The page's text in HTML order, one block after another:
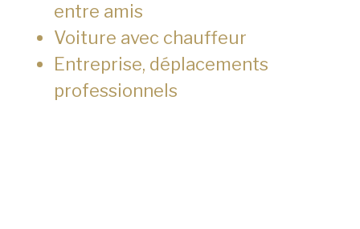
entre amis
Voiture avec chauffeur
Entreprise, déplacements
professionnels